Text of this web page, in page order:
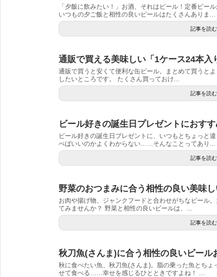
「夕飯に飲みたい！」お酒、それはビール！定番ビー
いつもの夕ご飯と相性の良いビールはたくさんありま...
記事を読む
通販で買える美味しい「1ケース24本入
通販で買うと安くて便利な缶ビール。まとめて買うと
したいところです。 たくさん買っておけ...
記事を読む
ビール好きの誕生日プレゼントにおす
ビール好きの誕生日プレゼントに、いつもとちょっと
べばいいのかよくわからない……そんなことってあり...
記事を読む
野菜のおつまみに合う相性の良い美味
お肉や揚げ物、ジャンクフードと合わせがちなビール
てみませんか？ 野菜と相性の良いビールは、...
記事を読む
秋刀魚(さんま)に合う相性の良いビール
秋に食べたい魚、秋刀魚(さんま)。脂の乗った魚とち
せて食べる……幸せを感じるひとときですよね！ ...